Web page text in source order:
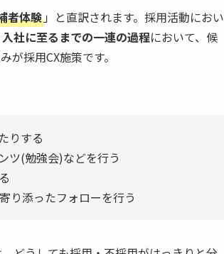
者体験 」と直訳されます。採用活動におい
社に至るまでの一連の過程において、候
採用CX施策です。
りする
ツ(勉強会)などを行う
り添ったフォローを行う